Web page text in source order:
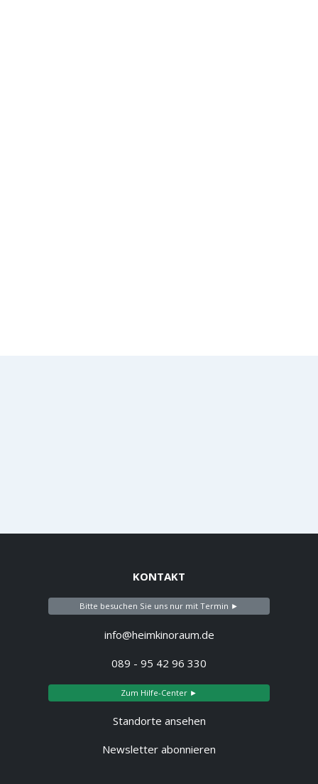
KONTAKT
Bitte besuchen Sie uns nur mit Termin ►
info@heimkinoraum.de
089 - 95 42 96 330
Zum Hilfe-Center ►
Standorte ansehen
Newsletter abonnieren